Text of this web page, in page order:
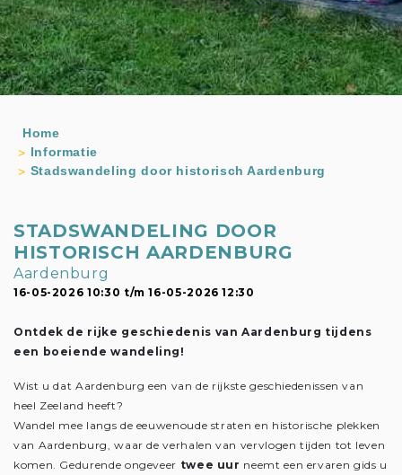
Home
Informatie
Stadswandeling door historisch Aardenburg
STADSWANDELING DOOR
HISTORISCH AARDENBURG
Aardenburg
16-05-2026 10:30 t/m 16-05-2026 12:30
Ontdek de rijke geschiedenis van Aardenburg tijdens
een boeiende wandeling!
Wist u dat Aardenburg een van de rijkste geschiedenissen van
heel Zeeland heeft?
Wandel mee langs de eeuwenoude straten en historische plekken
van Aardenburg, waar de verhalen van vervlogen tijden tot leven
komen. Gedurende ongeveer twee uur neemt een ervaren gids u